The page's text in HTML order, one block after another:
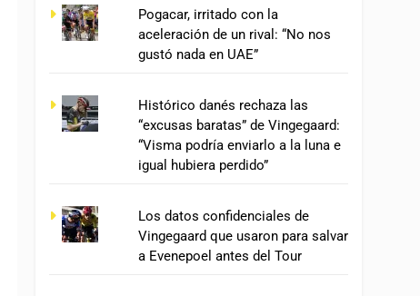
Pogacar, irritado con la
aceleración de un rival: “No nos
gustó nada en UAE”
Histórico danés rechaza las
“excusas baratas” de Vingegaard:
“Visma podría enviarlo a la luna e
igual hubiera perdido”
Los datos confidenciales de
Vingegaard que usaron para salvar
a Evenepoel antes del Tour